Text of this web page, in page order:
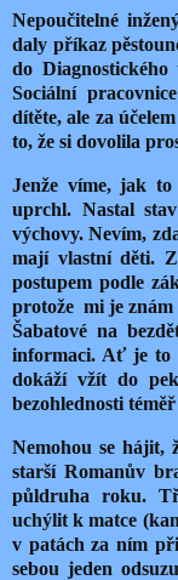
Nepoučitelné
daly příkaz
do
Sociální
dítěte, ale za
to, že si dovolila
Jenže víme, jak
uprchl. Nastal stav
výchovy. Nevím,
mají vlastní děti.
postupem podle
protože mi je
Šabatové na
informaci. Ať je to
dokáží vžít do
bezohlednosti
Nemohou se hájit,
starší Romanův
půldruha roku.
uchýlit k matce
v patách za ním
sebou jeden